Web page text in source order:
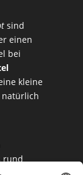
sind
einen
bei
kleine
natürlich
rund